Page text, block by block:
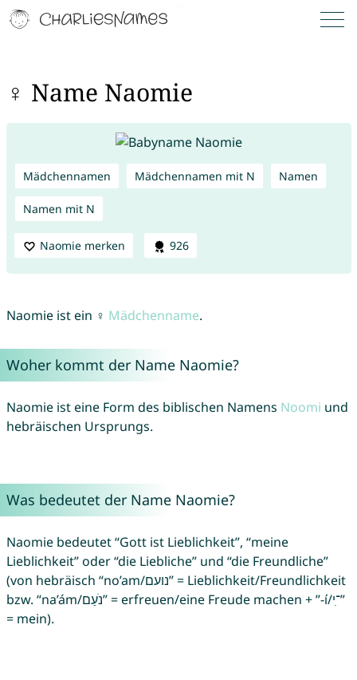
♀ Name Naomie
Mädchennamen Mädchennamen mit N Namen
Namen mit N
Naomie merken 926
Naomie ist ein ♀ Mädchenname.
Woher kommt der Name Naomie?
Naomie ist eine Form des biblischen Namens Noomi und
hebräischen Ursprungs.
Was bedeutet der Name Naomie?
Naomie bedeutet “Gott ist Lieblichkeit”, “meine
Lieblichkeit” oder “die Liebliche” und “die Freundliche”
(von hebräisch “no’am/נועם‎” = Lieblichkeit/Freundlichkeit
bzw. “na’ám/נֹעַם” = erfreuen/eine Freude machen + ‎”-í/־ִי”
= mein).